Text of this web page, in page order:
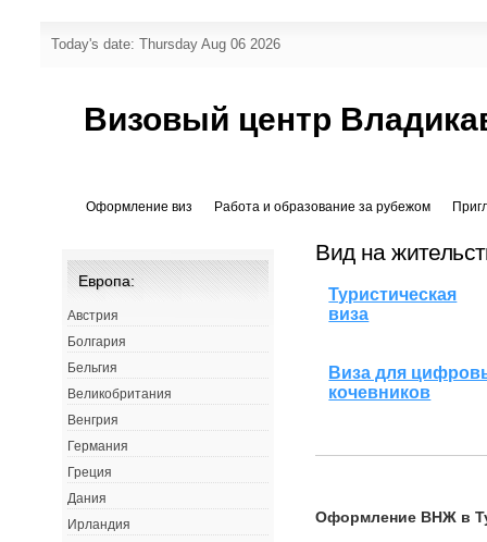
Today's date: Thursday Aug 06 2026
Визовый центр
Оформление виз Работа и образование за рубежом
Вид на
Туристическая
виза
Виза для
кочевников
Оформление ВНЖ в
Европа:
Австрия
Болгария
Бельгия
Великобритания
Венгрия
Германия
Греция
Дания
Ирландия